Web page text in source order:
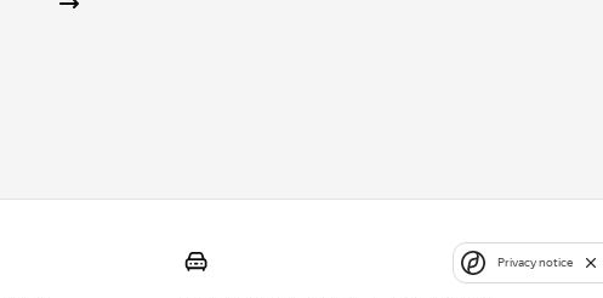
Privacy notice